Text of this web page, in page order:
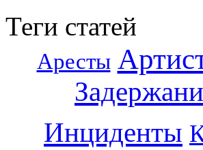
Теги статей
Аресты
Инциденты